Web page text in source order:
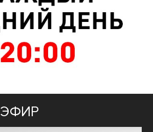
ЭФИР